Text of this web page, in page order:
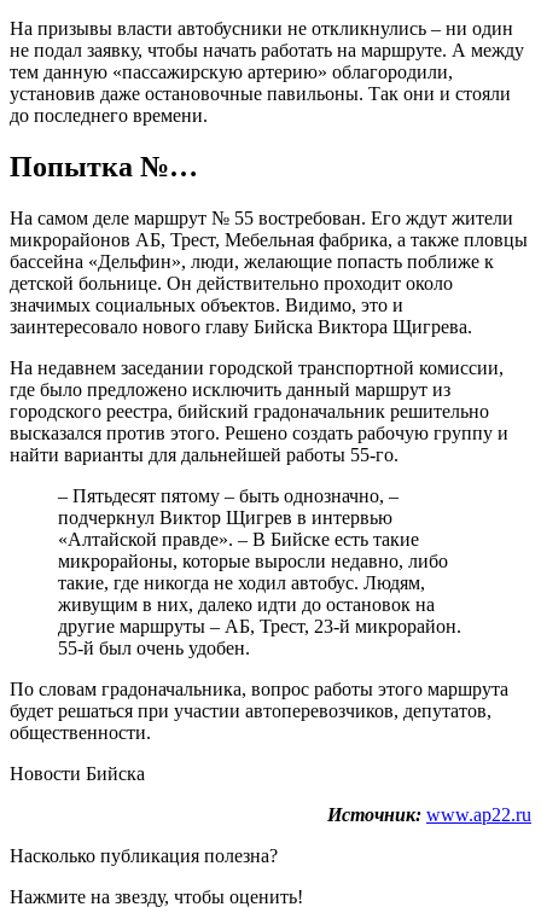
На призывы власти автобусники не откликнулись – ни один
не подал заявку, чтобы начать работать на маршруте. А между
тем данную «пассажирскую артерию» облагородили,
установив даже остановочные павильоны. Так они и стояли
до последнего времени.
Попытка №…
На самом деле маршрут № 55 востребован. Его ждут жители
микрорайонов АБ, Трест, Мебельная фабрика, а также пловцы
бассейна «Дельфин», люди, желающие попасть поближе к
детской больнице. Он действительно проходит около
значимых социальных объектов. Видимо, это и
заинтересовало нового главу Бийска Виктора Щигрева.
На недавнем заседании городской транспортной комиссии,
где было предложено исключить данный маршрут из
городского реестра, бийский градоначальник решительно
высказался против этого. Решено создать рабочую группу и
найти варианты для дальнейшей работы 55-го.
– Пятьдесят пятому – быть однозначно, –
подчеркнул Виктор Щигрев в интервью
«Алтайской правде». – В Бийске есть такие
микрорайоны, которые выросли недавно, либо
такие, где никогда не ходил автобус. Людям,
живущим в них, далеко идти до остановок на
другие маршруты – АБ, Трест, 23-й микрорайон.
55-й был очень удобен.
По словам градоначальника, вопрос работы этого маршрута
будет решаться при участии автоперевозчиков, депутатов,
общественности.
Новости Бийска
Источник: www.ap22.ru
Насколько публикация полезна?
Нажмите на звезду, чтобы оценить!